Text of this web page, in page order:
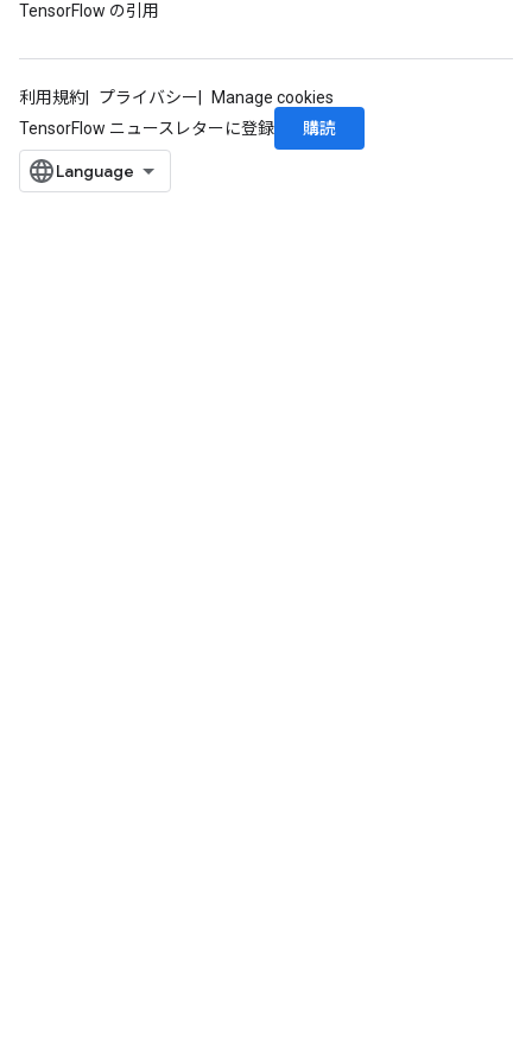
TensorFlow の引用
利用規約 プライバシー
Manage cookies
TensorFlow ニュースレターに登録
購読